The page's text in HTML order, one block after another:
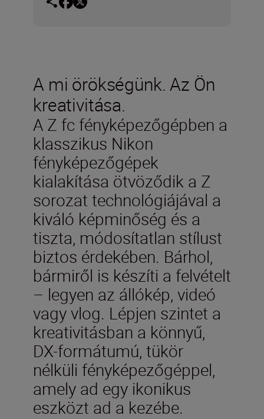
A mi örökségünk. Az Ön
kreativitása.
A Z fc fényképezőgépben a
klasszikus Nikon
fényképezőgépek
kialakítása ötvöződik a Z
sorozat technológiájával a
kiváló képminőség és a
tiszta, módosítatlan stílust
biztos érdekében. Bárhol,
bármiről is készíti a felvételt
– legyen az állókép, videó
vagy vlog. Lépjen szintet a
kreativitásban a könnyű,
DX-formátumú, tükör
nélküli fényképezőgéppel,
amely ad egy ikonikus
eszközt ad a kezébe.